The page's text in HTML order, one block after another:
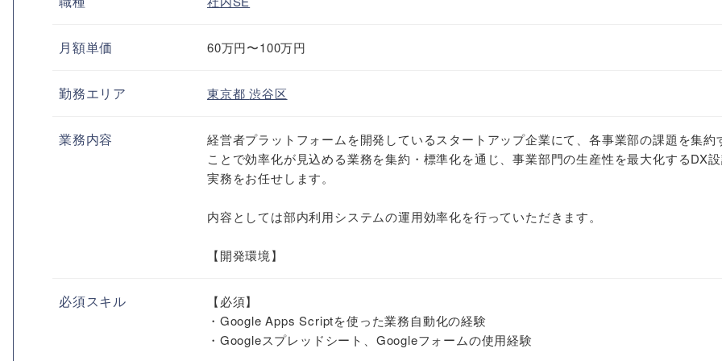
月額単価 60万円〜100万円
勤務エリア 東京都渋谷区
業務内容
経営者プラットフォームを開発しているスタートアップ企業にて、各事業部の課題を集約
ことで効率化が見込める業務を集約・標準化を通じ、事業部門の生産性を最大化するDX設
実務をお任せします。
内容としては部内利用システムの運用効率化を行っていただきます。
【開発環境】
必須スキル
【必須】
・Google Apps Scriptを使った業務自動化の経験
・Googleスプレッドシート、Googleフォームの使用経験